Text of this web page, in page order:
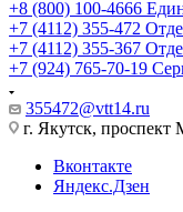
+8 (800) 100-4666
+7 (4112) 355-472
+7 (4112) 355-367
+7 (924) 765-70-19
355472@vtt14.ru
г. Якутск, проспект
Вконтакте
Яндекс.Дзен